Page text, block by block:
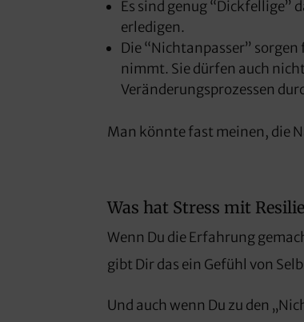
Es sind genug “Dickfellige”
erledigen.
Die “Nichtanpasser”
nimmt. Sie dürfen auch
Veränderungsprozessen
Man könnte fast meinen, die
Was hat Stress mit
Wenn Du die Erfahrung
gibt Dir das ein Gefühl von
Und auch wenn Du zu den